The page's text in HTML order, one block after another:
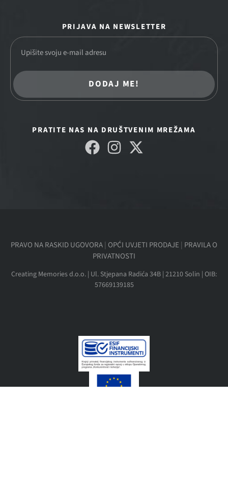
PRIJAVA NA NEWSLETTER
DODAJ ME!
PRATITE NAS NA DRUŠTVENIM MREŽAMA
PRAVO NA RASKID UGOVORA| OPĆI UVJETI PRODAJE | PRAVILA O
PRIVATNOSTI
Creating Memories d.o.o. | Ul. Stjepana Radića 34B | 21210 Solin | OIB:
57669139185